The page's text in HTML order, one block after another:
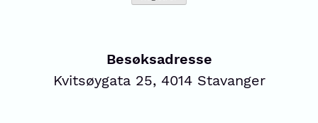
Besøksadresse
Kvitsøygata 25, 4014 Stavanger